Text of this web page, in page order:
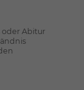
oder Abitur